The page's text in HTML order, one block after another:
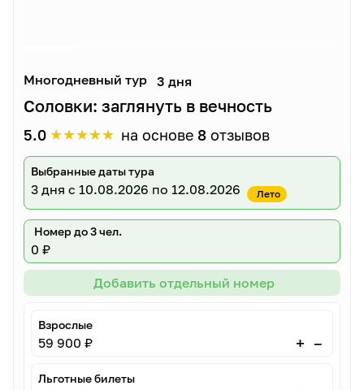
Многодневный тур 3 дня
Соловки: заглянуть в вечность
5.0 ★★★★★ на основе 8 отзывов
Выбранные даты тура
3 дня с 10.08.2026 по 12.08.2026 Лето
Номер до 3 чел.
0 ₽
Добавить отдельный номер
Взрослые
59 900 ₽ + –
Льготные билеты